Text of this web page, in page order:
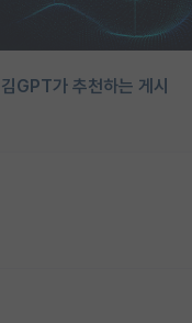
GPT가 추천하는 게시